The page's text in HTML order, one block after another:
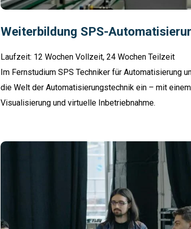
Weiterbildung SPS-
Laufzeit: 12 Wochen Vollzeit, 24 Wochen Teilzeit
Im Fernstudium SPS Techniker für Automatisierung
die Welt der Automatisierungstechnik ein – mit
Visualisierung und virtuelle Inbetriebnahme.